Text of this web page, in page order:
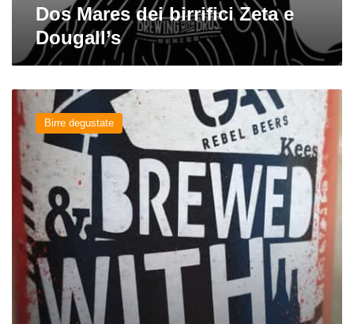
Dos Mares dei birrifici Zeta e
Dougall’s
Brewed
with
Friends
dei
birrifici
Kees
Laugar
Birre degustate